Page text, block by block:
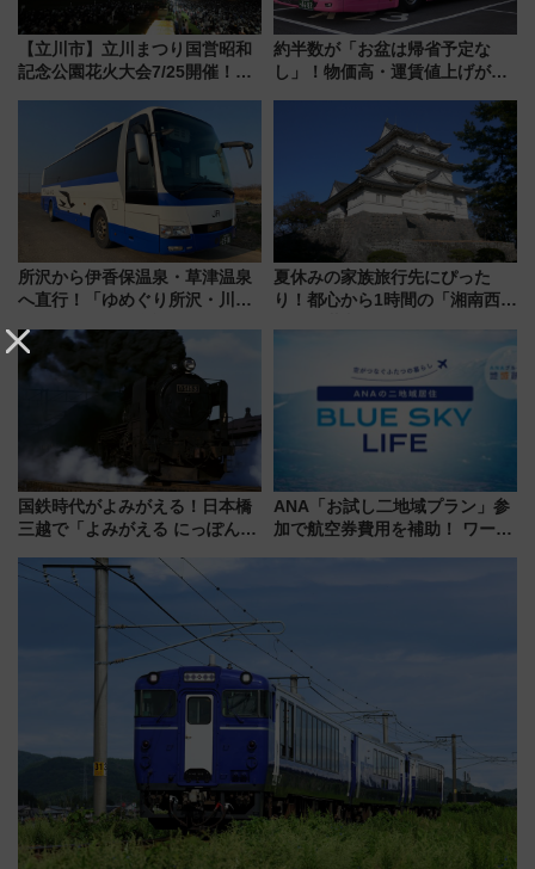
【立川市】立川まつり国営昭和
記念公園花火大会7/25開催！
混雑に要注意、その理由は
約半数が「お盆は帰省予定な
し」！物価高・運賃値上げが財
りたいけど……【WILLER お盆
帰省動向調査】
所沢から伊香保温泉・草津温泉
へ直行！「ゆめぐり所沢・川越
軽に 運行ダイヤ・運賃を解説
夏休みの家族旅行先にぴった
り！都心から1時間の「湘南西エ
注目スポット
国鉄時代がよみがえる！日本橋
三越で「よみがえる にっぽんの
敬の名作写真も、駅弁フェスも
同時開催！
ANA「お試し二地域プラン」参
加で航空券費用を補助！ ワーケ